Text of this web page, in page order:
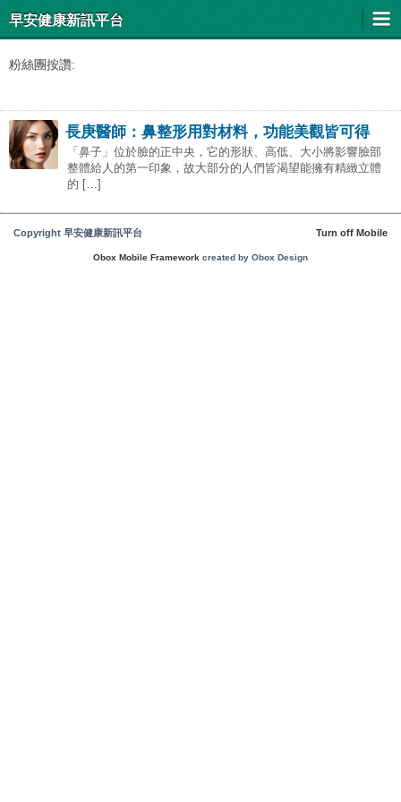
早安健康新訊平台
粉絲團按讚:
長庚醫師：鼻整形用對材料，功能美觀皆可得
「鼻子」位於臉的正中央，它的形狀、高低、大小將影響臉部
整體給人的第一印象，故大部分的人們皆渴望能擁有精緻立體
的 […]
Copyright 早安健康新訊平台 Turn off Mobile
Obox Mobile Framework created by Obox Design